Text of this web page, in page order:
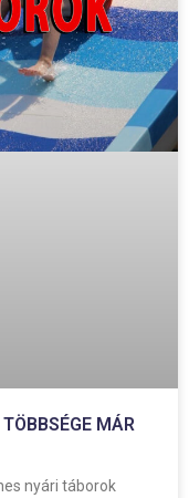
MÁR
nyári táborok